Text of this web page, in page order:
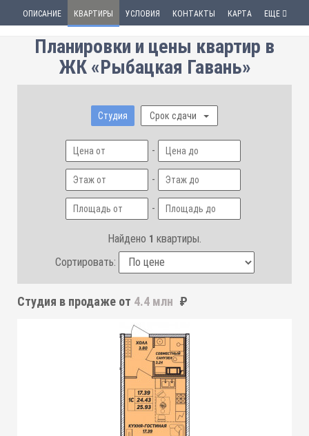
ОПИСАНИЕ КВАРТИРЫ УСЛОВИЯ КОНТАКТЫ КАРТА ЕЩЕ
Планировки и цены квартир в
ЖК «Рыбацкая Гавань»
Студия Срок сдачи
-
-
-
Найдено 1 квартиры.
Сортировать:
Студия в продаже от 4.4 млн ₽